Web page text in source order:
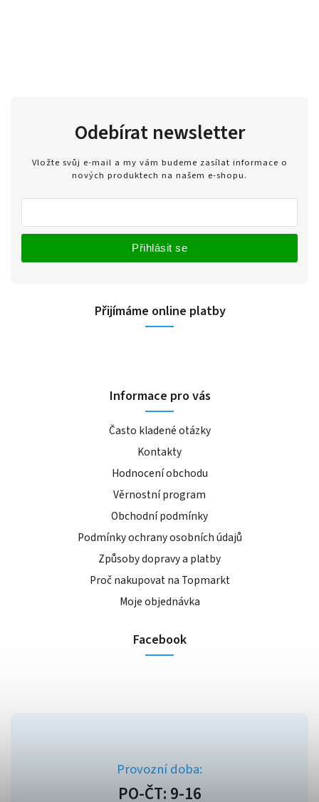
Odebírat newsletter
Vložte svůj e-mail a my vám budeme zasílat informace o
nových produktech na našem e-shopu.
Přihlásit se
Přijímáme online platby
Informace pro vás
Často kladené otázky
Kontakty
Hodnocení obchodu
Věrnostní program
Obchodní podmínky
Podmínky ochrany osobních údajů
Způsoby dopravy a platby
Proč nakupovat na Topmarkt
Moje objednávka
Facebook